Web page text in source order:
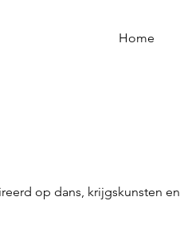
Home
op dans, krijgskunsten en